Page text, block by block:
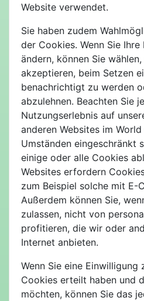
Website verwendet.
Sie haben zudem
der Cookies. Wenn Sie
ändern, können Sie
akzeptieren, beim Setzen
benachrichtigt zu werden
abzulehnen. Beachten Sie
Nutzungserlebnis auf
anderen Websites im
Umständen eingeschränkt
einige oder alle Cookies
Websites erfordern
zum Beispiel solche mit E-
Außerdem können Sie,
zulassen, nicht von
profitieren, die wir oder
Internet anbieten.
Wenn Sie eine Einwilligung
Cookies erteilt haben und
möchten, können Sie das